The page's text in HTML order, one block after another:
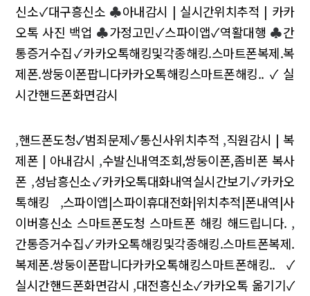
신소✓대구흥신소 ♣아내감시 | 실시간위치추적 | 카카
오톡 사진 백업 ♣가정고민✓스파이앱✓역활대행 ♣간
통증거수집✓카카오톡해킹및각종해킹.스마트폰복제.복
제폰.쌍둥이폰팝니다카카오톡해킹스마트폰해킹..✓실
시간핸드폰화면감시
,핸드폰도청✓범죄문제✓통신사위치추적 ,직원감시 | 복
제폰 | 아내감시 ,수발신내역조회,쌍둥이폰,좀비폰 복사
폰 ,성남흥신소✓카카오톡대화내역실시간보기✓카카오
톡해킹 ,스파이앱|스파이휴대전화|위치추적|폰내역|사
이버흥신소 스마트폰도청 스마트폰 해킹 해드립니다. ,
간통증거수집✓카카오톡해킹및각종해킹.스마트폰복제.
복제폰.쌍둥이폰팝니다카카오톡해킹스마트폰해킹..✓
실시간핸드폰화면감시 ,대전흥신소✓카카오톡 옮기기✓